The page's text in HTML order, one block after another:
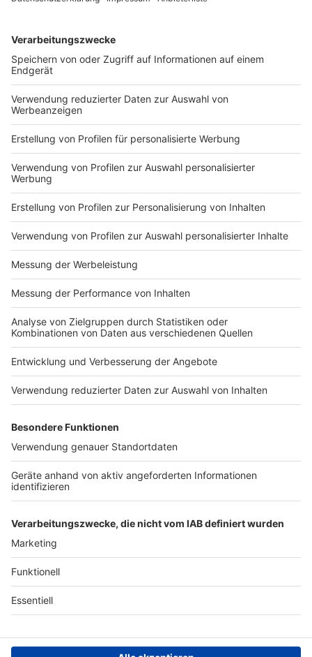
Löscharbeiten zu einem schlimmen Vorfall
DEINE GEMERKTEN ARTIKEL
Du hast dir noch keine Artikel gemerkt
Impressum
Nutzungsbedingungen
Jobs
Presse
Werben
Archiv
ANTENNE BAYERN GROUP
Stiftung ANTENNE BAYERN
hilft
Teilnahmebedingungen
Grounding Page ANTENNE
BAYERN
Kontakt
Studio-Hotline
Verkehrs-Hotline
Datenschutz­erklärung
einstellungen
Newsletter